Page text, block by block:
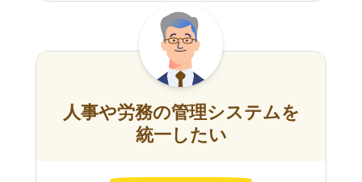
人事や労務の管理システムを
統一したい